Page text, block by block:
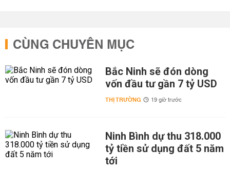
CÙNG CHUYÊN MỤC
Bắc Ninh sẽ đón dòng
vốn đầu tư gần 7 tỷ USD
THỊ TRƯỜNG 19 giờ trước
Ninh Bình dự thu 318.000
tỷ tiền sử dụng đất 5 năm
tới